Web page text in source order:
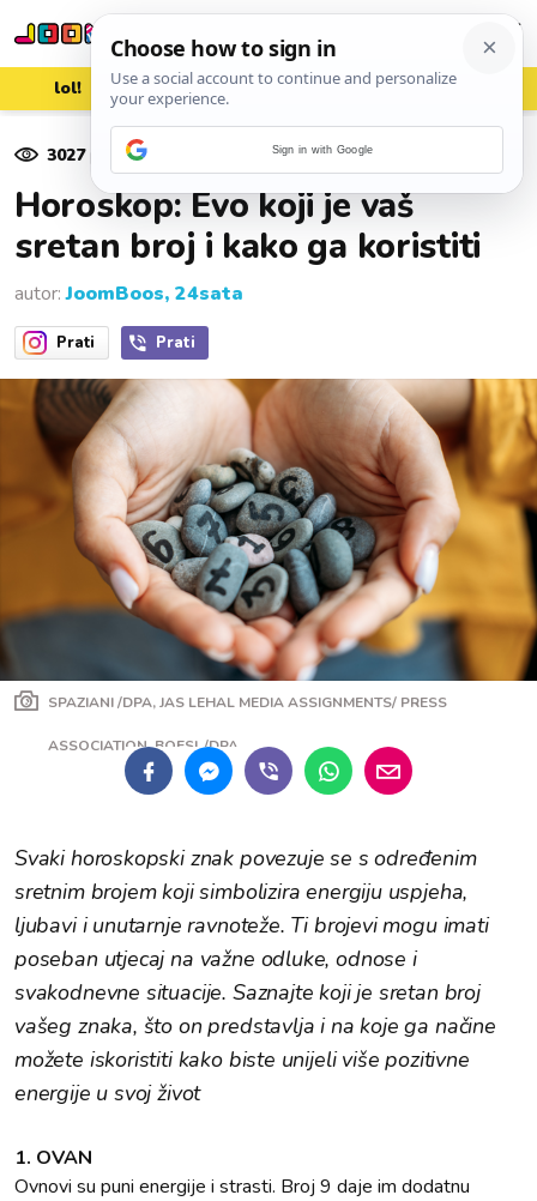
lol! aww vrh! woot?!
3027pregleda
Horoskop: Evo koji je vaš
sretan broj i kako ga koristiti
autor:JoomBoos, 24sata
Prati Prati
SPAZIANI /DPA, JAS LEHAL MEDIA ASSIGNMENTS/ PRESS
ASSOCIATION, BOESL/DPA
Svaki horoskopski znak povezuje se s određenim
sretnim brojem koji simbolizira energiju uspjeha,
ljubavi i unutarnje ravnoteže. Ti brojevi mogu imati
poseban utjecaj na važne odluke, odnose i
svakodnevne situacije. Saznajte koji je sretan broj
vašeg znaka, što on predstavlja i na koje ga načine
možete iskoristiti kako biste unijeli više pozitivne
energije u svoj život
1. OVAN
Ovnovi su puni energije i strasti. Broj 9 daje im dodatnu
Sign in with Google